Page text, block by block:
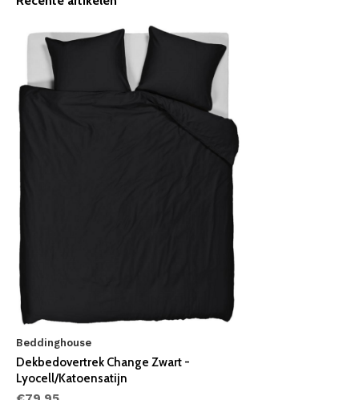
Beddinghouse
Dekbedovertrek Change Zwart -
Lyocell/Katoensatijn